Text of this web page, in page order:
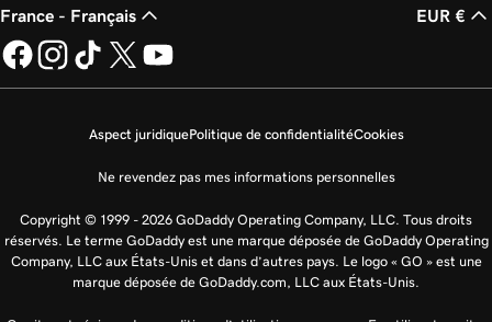
France - Français EUR €
Aspect juridiquePolitique de confidentialitéCookies
Ne revendez pas mes informations personnelles
Copyright © 1999 - 2026 GoDaddy Operating Company, LLC. Tous droits
réservés. Le terme GoDaddy est une marque déposée de GoDaddy Operating
Company, LLC aux États-Unis et dans d’autres pays. Le logo « GO » est une
marque déposée de GoDaddy.com, LLC aux États-Unis.